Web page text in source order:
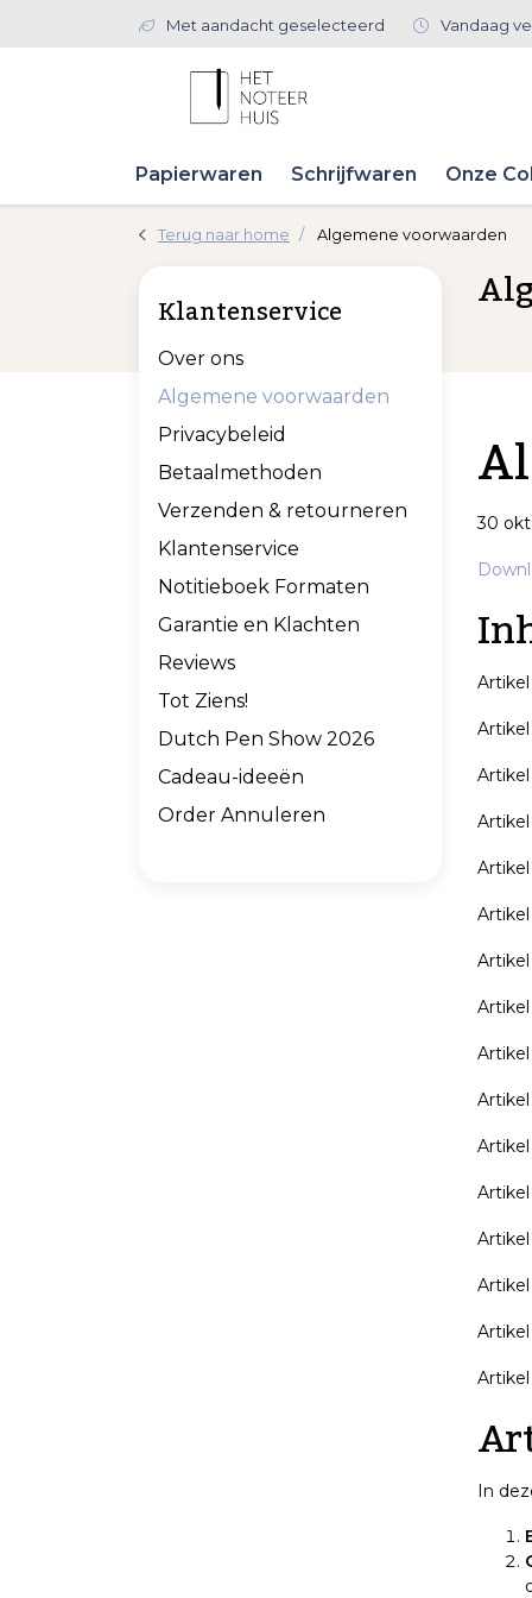
Met aandacht geselecteerd Vandaag
Papierwaren Schrijfwaren Onze
Terug naar home Algemene voorwaarden
Klantenservice
Over ons
Algemene voorwaarden
Privacybeleid
Betaalmethoden
Verzenden & retourneren
Klantenservice
Notitieboek Formaten
Garantie en Klachten
Reviews
Tot Ziens!
Dutch Pen Show 2026
Cadeau-ideeën
Order Annuleren
30
Artikel
Artikel
In